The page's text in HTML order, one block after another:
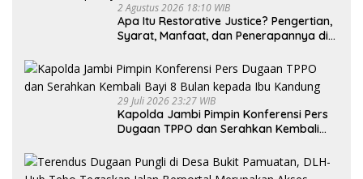
2 Agustus 2026 18:10 WIB
Apa Itu Restorative Justice? Pengertian,
Syarat, Manfaat, dan Penerapannya di
29 Juli 2026 23:27 WIB
Kapolda Jambi Pimpin Konferensi Pers
Dugaan TPPO dan Serahkan Kembali